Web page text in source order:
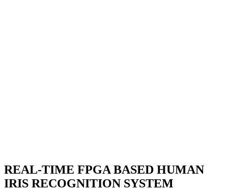
REAL-TIME FPGA BASED HUMAN
IRIS RECOGNITION SYSTEM